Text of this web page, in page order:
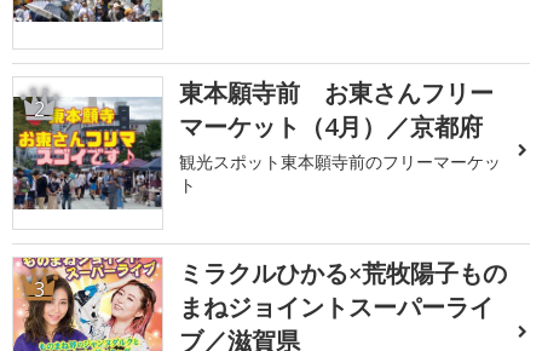
2
東本願寺前 お東さんフリー
マーケット（4月）／京都府
観光スポット東本願寺前のフリーマーケッ
ト
3
ミラクルひかる×荒牧陽子もの
まねジョイントスーパーライ
ブ／滋賀県